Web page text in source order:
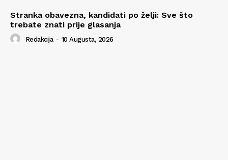
Stranka obavezna, kandidati po želji: Sve što
trebate znati prije glasanja
Redakcija - 10 Augusta, 2026